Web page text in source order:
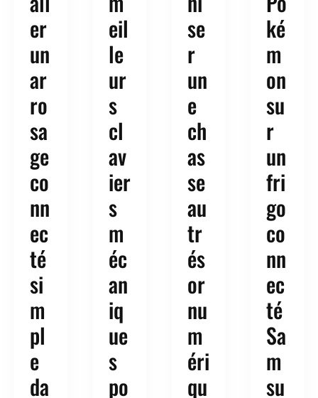
er
un
ar
ro
sa
ge
co
nn
ec
té
si
m
pl
e
da
eil
le
ur
s
cl
av
ier
s
m
éc
an
iq
ue
s
po
se
r
un
e
ch
as
se
au
tr
és
or
nu
m
éri
qu
ké
m
on
su
r
un
fri
go
co
nn
ec
té
Sa
m
su